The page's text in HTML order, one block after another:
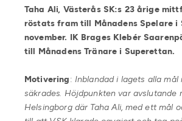
Taha Ali, Västerås SK:s 23 årige
röstats fram till Månadens Spelare i
november. IK Brages Klebér
till Månadens Tränare i Superettan.
Motivering: Inblandad i lagets alla
säkrades. Höjdpunkten var avslutande
Helsingborg där Taha Ali, med ett mål